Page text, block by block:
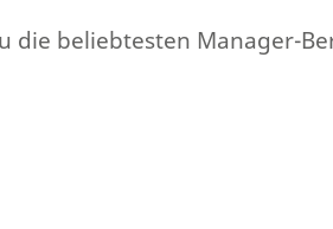
die beliebtesten Manager-